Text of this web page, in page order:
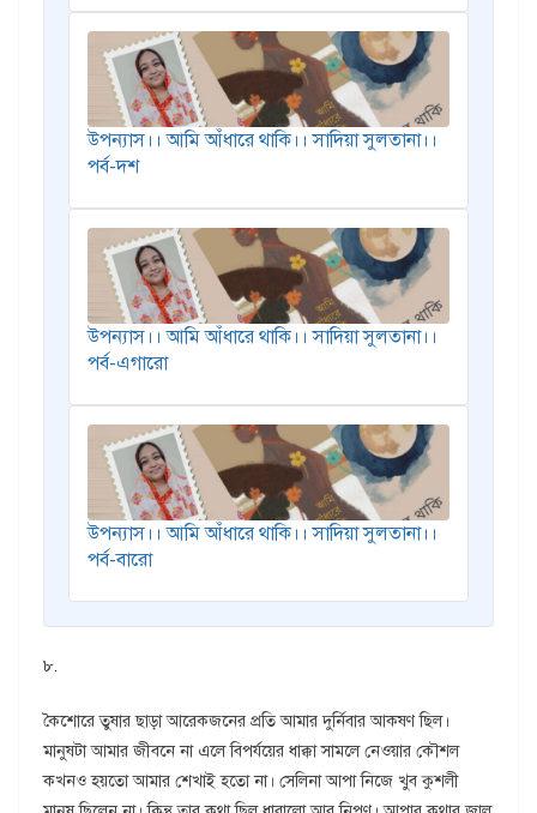
উপন্যাস।। আমি আঁধারে থাকি।। সাদিয়া সুলতানা।।
পর্ব-দশ
উপন্যাস।। আমি আঁধারে থাকি।। সাদিয়া সুলতানা।।
পর্ব-এগারো
উপন্যাস।। আমি আঁধারে থাকি।। সাদিয়া সুলতানা।।
পর্ব-বারো
৮.
কৈশোরে তুষার ছাড়া আরেকজনের প্রতি আমার দুর্নিবার আকষণ ছিল।
মানুষটা আমার জীবনে না এলে বিপর্যয়ের ধাক্কা সামলে নেওয়ার কৌশল
কখনও হয়তো আমার শেখাই হতো না। সেলিনা আপা নিজে খুব কুশলী